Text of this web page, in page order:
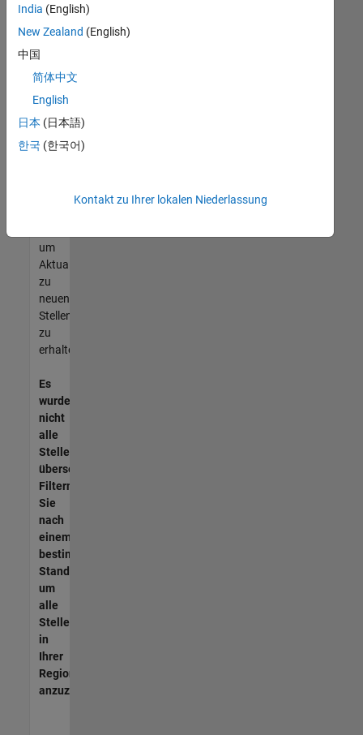
offenen
Stellen
können,
die
Ihren
entsprechen,
werden
unseres
um
Aktualisierungen
zu
neuen
Stellenangeboten
zu
erhalten.
Es
wurden
nicht
alle
Stellen
übersetzt.
Filtern
Sie
nach
einem
bestimmten
Standort,
um
alle
Stellenangebote
in
Ihrer
Region
anzuzeigen.
India (English)
New Zealand (English)
中国
简体中文
English
日本 (日本語)
한국 (한국어)
Kontakt zu Ihrer lokalen Niederlassung